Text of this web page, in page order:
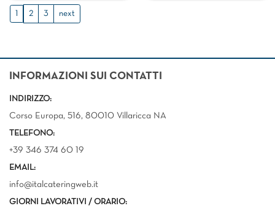
1 2 3 next
INFORMAZIONI SUI CONTATTI
INDIRIZZO:
Corso Europa, 516, 80010 Villaricca NA
TELEFONO:
+39 346 374 60 19
EMAIL:
info@italcateringweb.it
GIORNI LAVORATIVI / ORARIO: